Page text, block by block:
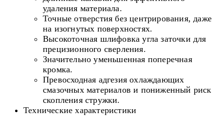
удаления материала.
Точные отверстия без центрирования, даже
на изогнутых поверхностях.
Высокоточная шлифовка угла заточки для
прецизионного сверления.
Значительно уменьшенная поперечная
кромка.
Превосходная адгезия охлаждающих
смазочных материалов и пониженный риск
скопления стружки.
Технические характеристики